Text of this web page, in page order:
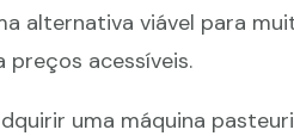
alternativa viável para
preços acessíveis.
uma máquina